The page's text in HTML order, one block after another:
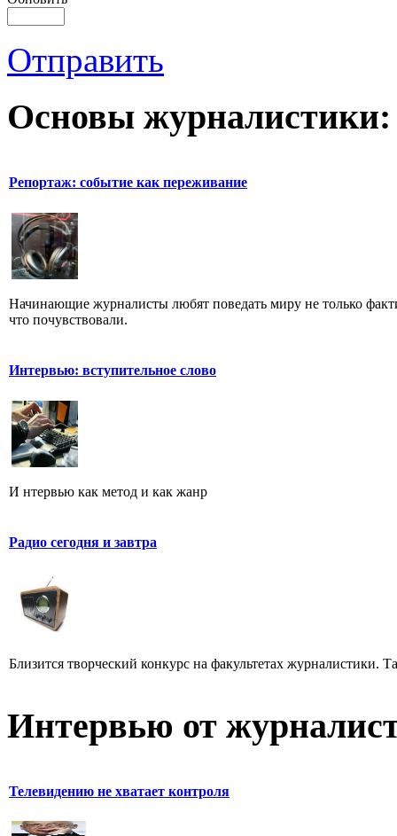
Отправить
Основы журналистики:
Репортаж: событие как переживание
Начинающие журналисты любят поведать миру не только
что почувствовали.
Интервью: вступительное слово
И нтервью как метод и как жанр
Радио сегодня и завтра
Близится творческий конкурс на факультетах
Интервью от
Телевидению не хватает контроля